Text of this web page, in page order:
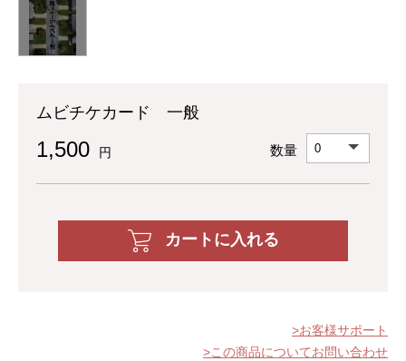
ムビチケカード 一般
1,500 円 数量
カートに入れる
お客様サポート
この商品についてお問い合わせ